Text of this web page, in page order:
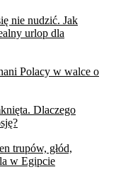
nie nudzić. Jak
urlop dla
Polacy w walce o
Dlaczego
trupów, głód,
w Egipcie